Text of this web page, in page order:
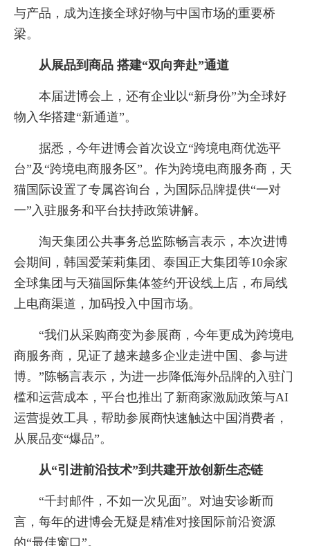
与产品，成为连接全球好物与中国市场的重要桥
梁。
从展品到商品 搭建“双向奔赴”通道
本届进博会上，还有企业以“新身份”为全球好
物入华搭建“新通道”。
据悉，今年进博会首次设立“跨境电商优选平
台”及“跨境电商服务区”。作为跨境电商服务商，天
猫国际设置了专属咨询台，为国际品牌提供“一对
一”入驻服务和平台扶持政策讲解。
淘天集团公共事务总监陈畅言表示，本次进博
会期间，韩国爱茉莉集团、泰国正大集团等10余家
全球集团与天猫国际集体签约开设线上店，布局线
上电商渠道，加码投入中国市场。
“我们从采购商变为参展商，今年更成为跨境电
商服务商，见证了越来越多企业走进中国、参与进
博。”陈畅言表示，为进一步降低海外品牌的入驻门
槛和运营成本，平台也推出了新商家激励政策与AI
运营提效工具，帮助参展商快速触达中国消费者，
从展品变“爆品”。
从“引进前沿技术”到共建开放创新生态链
“千封邮件，不如一次见面”。对迪安诊断而
言，每年的进博会无疑是精准对接国际前沿资源
的“最佳窗口”。